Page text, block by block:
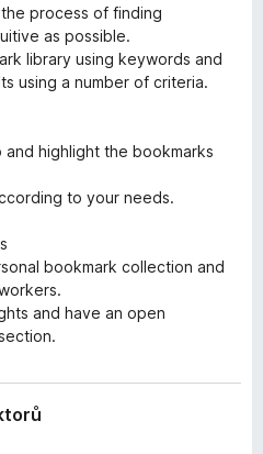
process of finding
as possible.
library using keywords and
using a number of criteria.
highlight the bookmarks
to your needs.
bookmark collection and
and have an open